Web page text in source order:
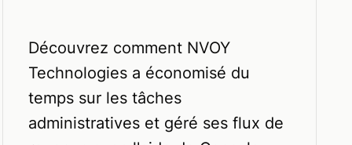
Découvrez comment NVOY
Technologies a économisé du
temps sur les tâches
administratives et géré ses flux de